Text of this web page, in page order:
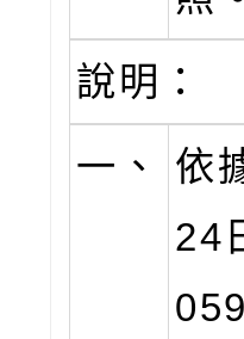
說明：
一、
依
24